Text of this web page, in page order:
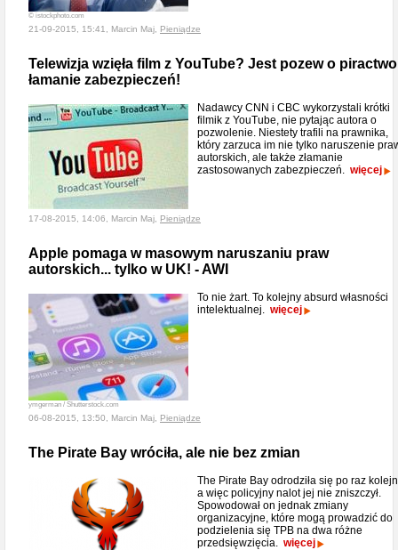
© istockphoto.com
21-09-2015, 15:41, Marcin Maj, Pieniądze
Telewizja wzięła film z YouTube? Jest pozew o
łamanie zabezpieczeń!
Nadawcy CNN i CBC wykorzystali krótki
filmik z YouTube, nie pytając autora o
pozwolenie. Niestety trafili na prawnika,
który zarzuca im nie tylko naruszenie
autorskich, ale także złamanie
zastosowanych zabezpieczeń. więcej
17-08-2015, 14:06, Marcin Maj, Pieniądze
Apple pomaga w masowym naruszaniu praw
autorskich... tylko w UK! - AWI
ymgerman / Shutterstock.com
To nie żart. To kolejny absurd własności
intelektualnej. więcej
06-08-2015, 13:50, Marcin Maj, Pieniądze
The Pirate Bay wróciła, ale nie bez zmian
The Pirate Bay odrodziła się po raz
a więc policyjny nalot jej nie zniszczył.
Spowodował on jednak zmiany
organizacyjne, które mogą prowadzić do
podzielenia się TPB na dwa różne
przedsięwzięcia. więcej